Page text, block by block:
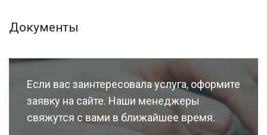
Документы
Если вас заинтересовала услуга, оформите
заявку на сайте. Наши менеджеры
свяжутся с вами в ближайшее время.